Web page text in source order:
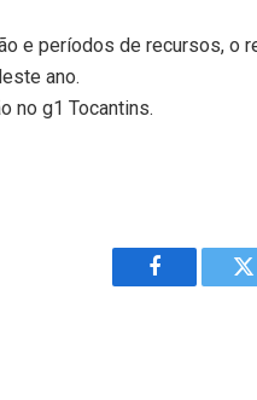
e períodos de recursos, o
ano.
no g1 Tocantins.
Facebook